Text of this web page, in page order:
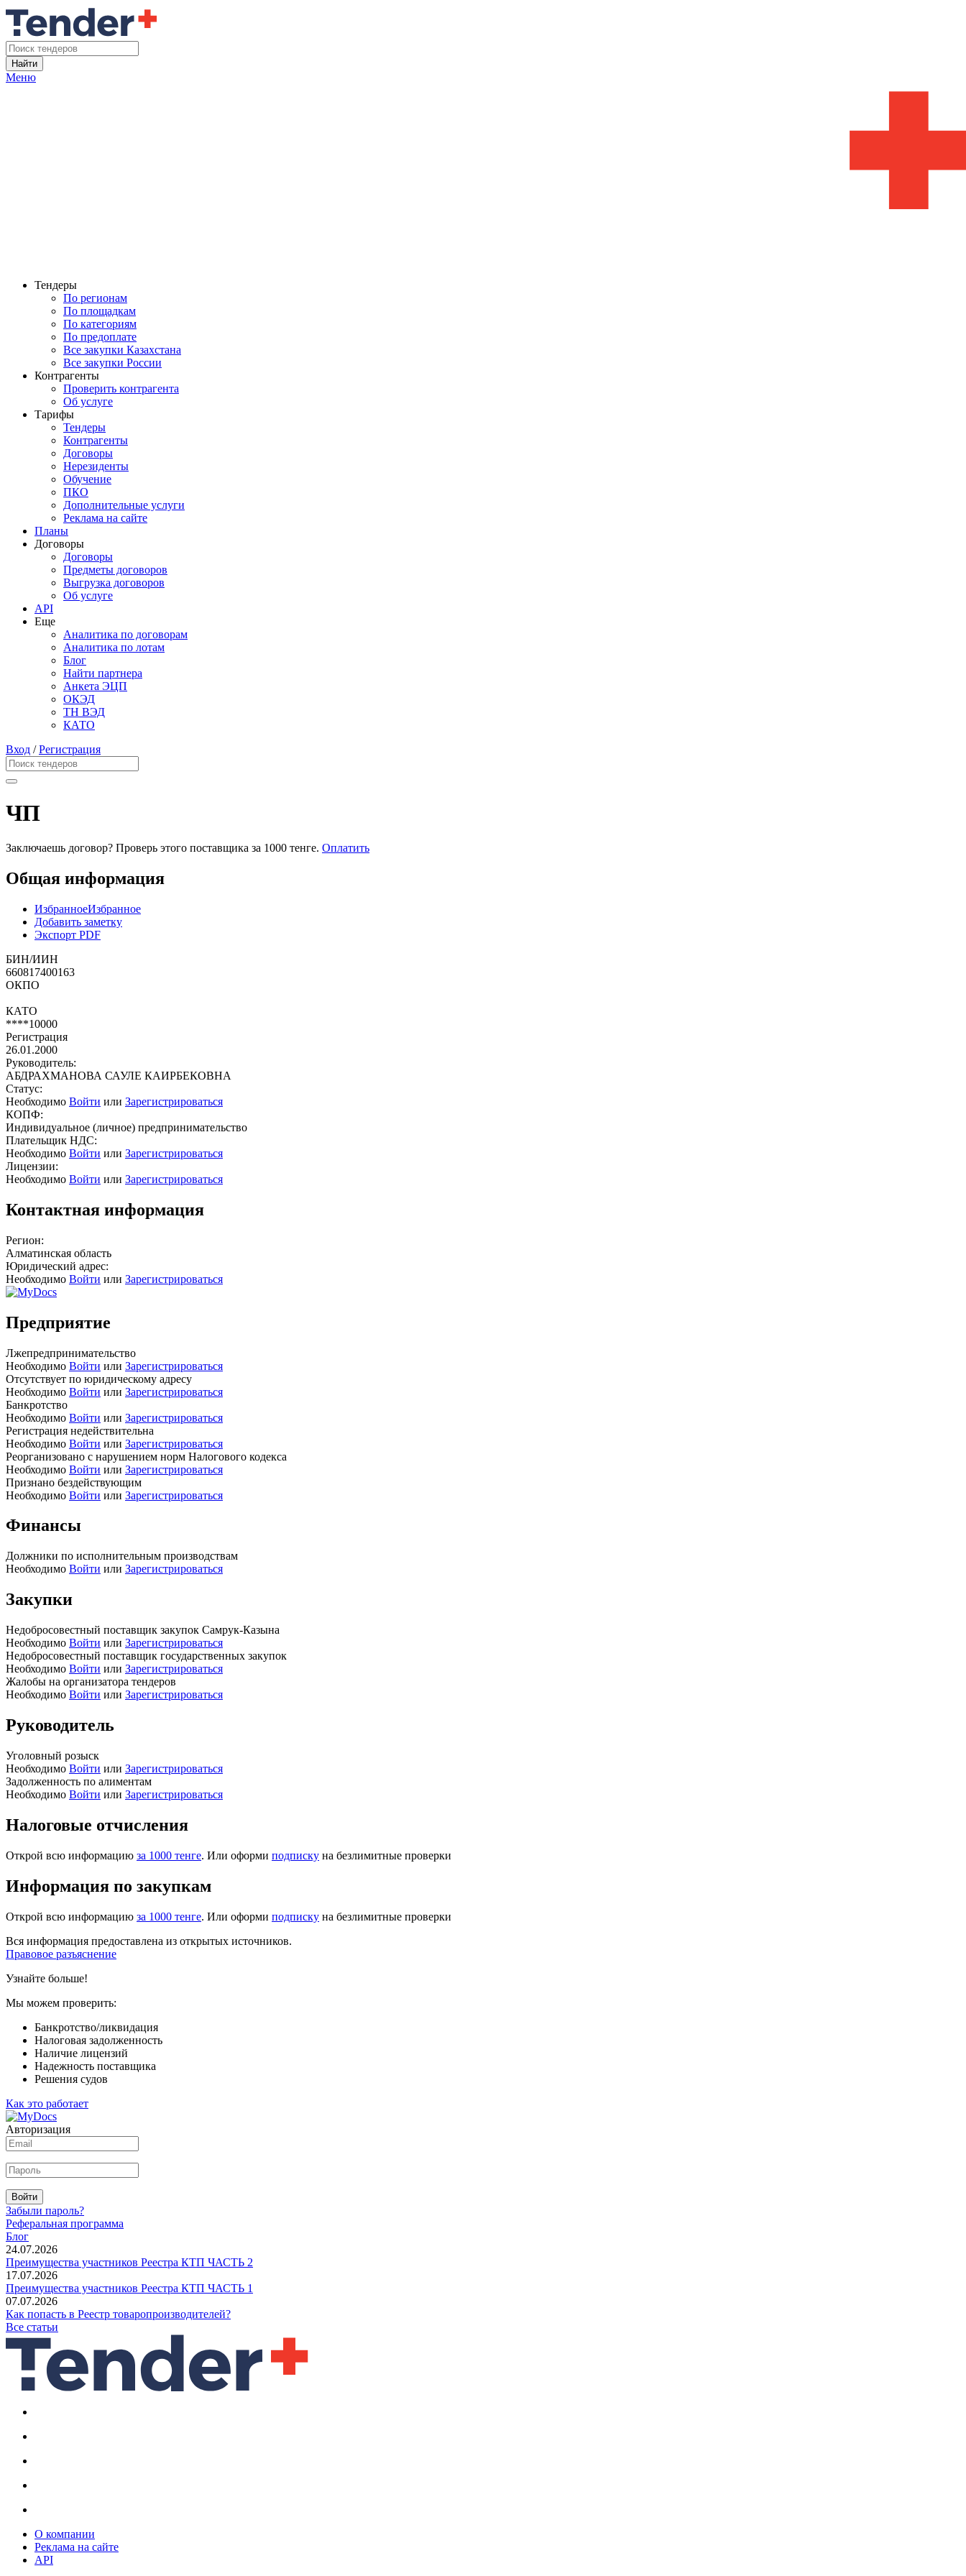
Найти
Меню
Тендеры
По регионам
По площадкам
По категориям
По предоплате
Все закупки Казахстана
Все закупки России
Контрагенты
Проверить контрагента
Об услуге
Тарифы
Тендеры
Контрагенты
Договоры
Нерезиденты
Обучение
ПКО
Дополнительные услуги
Реклама на сайте
Планы
Договоры
Договоры
Предметы договоров
Выгрузка договоров
Об услуге
API
Еще
Аналитика по договорам
Аналитика по лотам
Блог
Найти партнера
Анкета ЭЦП
ОКЭД
ТН ВЭД
КАТО
Вход /Регистрация
ЧП
Заключаешь договор? Проверь этого поставщика за 1000 тенге. Оплатить
Общая информация
ИзбранноеИзбранное
Добавить заметку
Экспорт PDF
БИН/ИИН
660817400163
ОКПО
КАТО
****10000
Регистрация
26.01.2000
Руководитель:
АБДРАХМАНОВА САУЛЕ КАИРБЕКОВНА
Статус:
Необходимо Войти или Зарегистрироваться
КОПФ:
Индивидуальное (личное) предпринимательство
Плательщик НДС:
Необходимо Войти или Зарегистрироваться
Лицензии:
Необходимо Войти или Зарегистрироваться
Контактная информация
Регион:
Алматинская область
Юридический адрес:
Необходимо Войти или Зарегистрироваться
Предприятие
Лжепредпринимательство
Необходимо Войти или Зарегистрироваться
Отсутствует по юридическому адресу
Необходимо Войти или Зарегистрироваться
Банкротство
Необходимо Войти или Зарегистрироваться
Регистрация недействительна
Необходимо Войти или Зарегистрироваться
Реорганизовано с нарушением норм Налогового кодекса
Необходимо Войти или Зарегистрироваться
Признано бездействующим
Необходимо Войти или Зарегистрироваться
Финансы
Должники по исполнительным производствам
Необходимо Войти или Зарегистрироваться
Закупки
Недобросовестный поставщик закупок Самрук-Казына
Необходимо Войти или Зарегистрироваться
Недобросовестный поставщик государственных закупок
Необходимо Войти или Зарегистрироваться
Жалобы на организатора тендеров
Необходимо Войти или Зарегистрироваться
Руководитель
Уголовный розыск
Необходимо Войти или Зарегистрироваться
Задолженность по алиментам
Необходимо Войти или Зарегистрироваться
Налоговые отчисления
Открой всю информацию за 1000 тенге. Или оформи подписку на безлимитные проверки
Информация по закупкам
Открой всю информацию за 1000 тенге. Или оформи подписку на безлимитные проверки
Вся информация предоставлена из открытых источников.
Правовое разъяснение
Узнайте больше!
Мы можем проверить:
Банкротство/ликвидация
Налоговая задолженность
Наличие лицензий
Надежность поставщика
Решения судов
Как это работает
Авторизация
Войти
Забыли пароль?
Реферальная программа
Блог
24.07.2026
Преимущества участников Реестра КТП ЧАСТЬ 2
17.07.2026
Преимущества участников Реестра КТП ЧАСТЬ 1
07.07.2026
Как попасть в Реестр товаропроизводителей?
Все статьи
О компании
Реклама на сайте
API